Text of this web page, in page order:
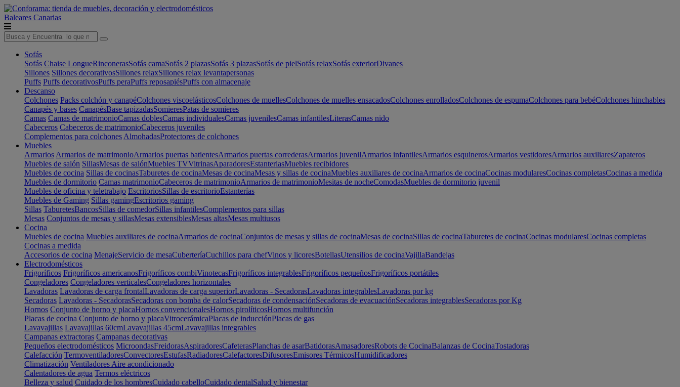
Baleares Canarias
Sofás
Sofás Chaise LongueRinconerasSofás camaSofás 2 plazasSofás 3 plazasSofás de pielSofás relaxSofás exteriorDivanes
Sillones Sillones decorativosSillones relaxSillones relax levantapersonas
Puffs Puffs decorativosPuffs peraPuffs reposapiésPuffs con almacenaje
Descanso
Colchones Packs colchón y canapéColchones viscoelásticosColchones de muellesColchones de muelles ensacadosColchones enrolladosColchones de espumaColchones para bebéColchones hinchables
Canapés y bases CanapésBase tapizadasSomieresPatas de somieres
Camas Camas de matrimonioCamas doblesCamas individualesCamas juvenilesCamas infantilesLiterasCamas nido
Cabeceros Cabeceros de matrimonioCabeceros juveniles
Complementos para colchones AlmohadasProtectores de colchones
Muebles
Armarios Armarios de matrimonioArmarios puertas batientesArmarios puertas correderasArmarios juvenilArmarios infantilesArmarios esquinerosArmarios vestidoresArmarios auxiliaresZapateros
Muebles de salón SillasMesas de salónMuebles TVVitrinasAparadoresEstanteriasMuebles recibidores
Muebles de cocina Sillas de cocinasTaburetes de cocinaMesas de cocinaMesas y sillas de cocinaMuebles auxiliares de cocinaArmarios de cocinaCocinas modularesCocinas completasCocinas a medida
Muebles de dormitorio Camas matrimonioCabeceros de matrimonioArmarios de matrimonioMesitas de nocheComodasMuebles de dormitorio juvenil
Muebles de oficina y teletrabajo EscritoriosSillas de escritorioEstanterías
Muebles de Gaming Sillas gamingEscritorios gaming
Sillas TaburetesBancosSillas de comedorSillas infantilesComplementos para sillas
Mesas Conjuntos de mesas y sillasMesas extensiblesMesas altasMesas multiusos
Cocina
Muebles de cocina Muebles auxiliares de cocinaArmarios de cocinaConjuntos de mesas y sillas de cocinaMesas de cocinaSillas de cocinaTaburetes de cocinaCocinas modularesCocinas completas
Cocinas a medida
Accesorios de cocina MenajeServicio de mesaCuberteríaCuchillos para chefVinos y licoresBotellasUtensilios de cocinaVajillaBandejas
Electrodomésticos
Frigoríficos Frigoríficos americanosFrigoríficos combiVinotecasFrigoríficos integrablesFrigoríficos pequeñosFrigoríficos portátiles
Congeladores Congeladores verticalesCongeladores horizontales
Lavadoras Lavadoras de carga frontalLavadoras de carga superiorLavadoras - SecadorasLavadoras integrablesLavadoras por kg
Secadoras Lavadoras - SecadorasSecadoras con bomba de calorSecadoras de condensaciónSecadoras de evacuaciónSecadoras integrablesSecadoras por Kg
Hornos Conjunto de horno y placaHornos convencionalesHornos pirolíticosHornos multifunción
Placas de cocina Conjunto de horno y placaVitrocerámicaPlacas de inducciónPlacas de gas
Lavavajillas Lavavajillas 60cmLavavajillas 45cmLavavajillas integrables
Campanas extractoras Campanas decorativas
Pequeños electrodomésticos MicroondasFreidorasAspiradoresCafeterasPlanchas de asarBatidorasAmasadoresRobots de CocinaBalanzas de CocinaTostadoras
Calefacción TermoventiladoresConvectoresEstufasRadiadoresCalefactoresDifusoresEmisores TérmicosHumidificadores
Climatización Ventiladores Aire acondicionado
Calentadores de agua Termos eléctricos
Belleza y salud Cuidado de los hombresCuidado cabelloCuidado dentalSalud y bienestar